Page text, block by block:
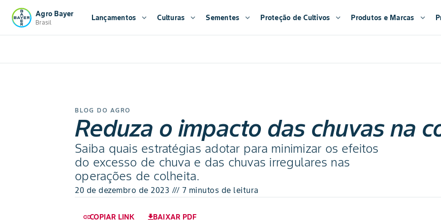
Agro Bayer
Brasil
Lançamentos expand_more Culturas expand_more Sementes expand_more Proteção de Cultivos expand_more Produtos e Marcas expand_more
BLOG DO AGRO
Reduza o impacto das chuvas na
Saiba quais estratégias adotar para minimizar os efeitos
do excesso de chuva e das chuvas irregulares nas
operações de colheita.
20 de dezembro de 2023 /// 7 minutos de leitura
COPIAR LINK
link BAIXAR PDF
download